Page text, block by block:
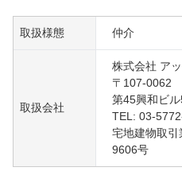
取扱様態 仲介
取扱会社
株式会社 ア
〒107-0062
第45興和ビ
TEL: 03-
宅地建物取
9606号